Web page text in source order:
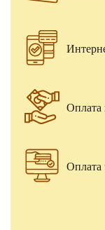
Оплата